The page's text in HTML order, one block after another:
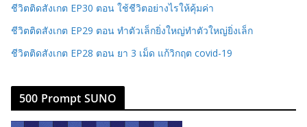
ชีวิตติดสังเกต EP30 ตอน ใช้ชีวิตอย่างไรให้คุ้มค่า
ชีวิตติดสังเกต EP29 ตอน ทำตัวเล็กยิ่งใหญ่ทำตัวใหญ่ยิ่งเล็ก
ชีวิตติดสังเกต EP28 ตอน ยา 3 เม็ด แก้วิกฤต covid-19
500 Prompt SUNO